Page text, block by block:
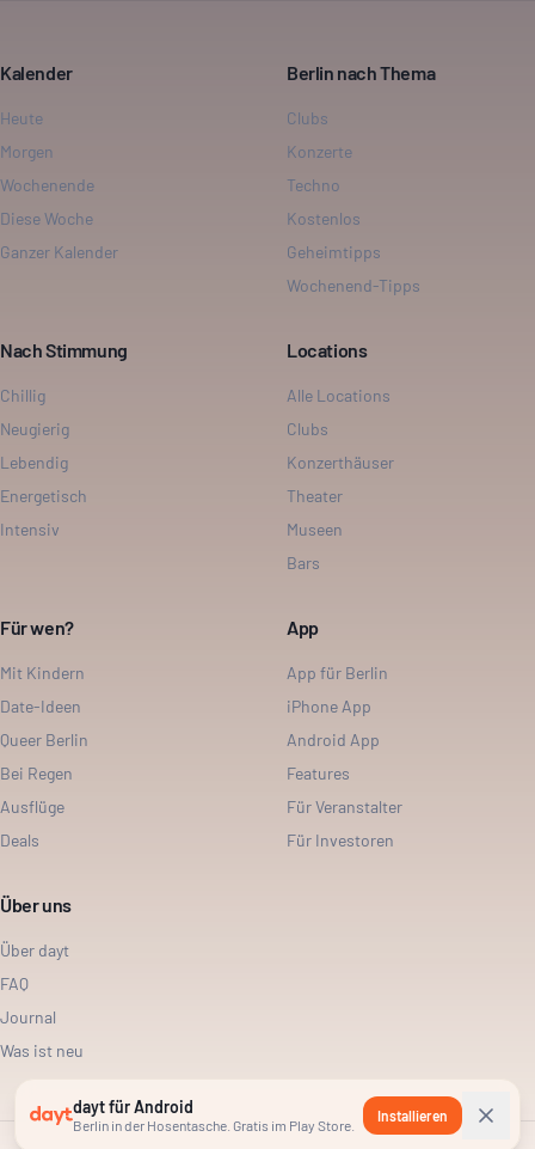
Kalender
Heute
Morgen
Wochenende
Diese Woche
Ganzer Kalender
Berlin nach Thema
Clubs
Konzerte
Techno
Kostenlos
Geheimtipps
Wochenend-Tipps
Nach Stimmung
Chillig
Neugierig
Lebendig
Energetisch
Intensiv
Locations
Alle Locations
Clubs
Konzerthäuser
Theater
Museen
Bars
Für wen?
Mit Kindern
Date-Ideen
Queer Berlin
Bei Regen
Ausflüge
Deals
App
App für Berlin
iPhone App
Android App
Features
Für Veranstalter
Für Investoren
Über uns
Über dayt
FAQ
Journal
Was ist neu
dayt für Android
Berlin in der Hosentasche. Gratis im Play Store.
Installieren